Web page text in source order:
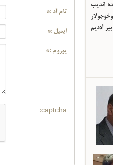
تام آد :*
ایمیل :*
یوروم :*
captcha:
ائدیب
آددیم